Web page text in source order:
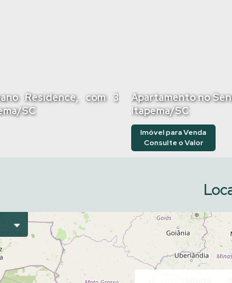
Residence, com 3
SC
Apartamento no
Itapema/SC
Consulte o Valor
Imóvel para Venda